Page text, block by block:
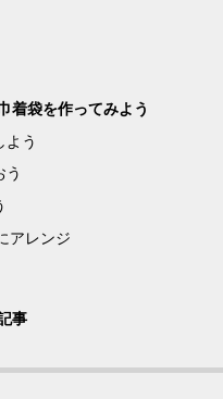
着袋を作ってみよう
よう
う
アレンジ
事